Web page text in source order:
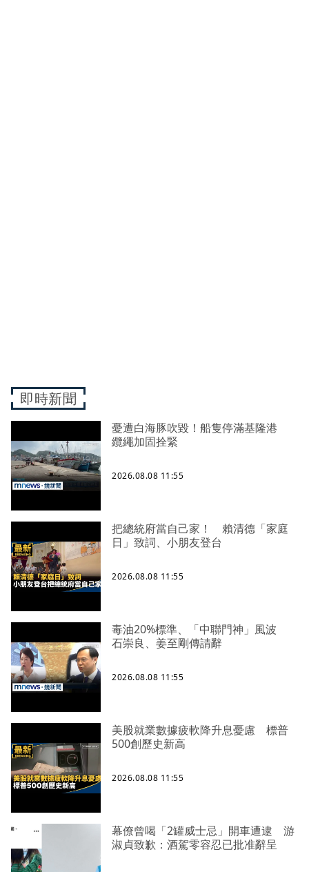
即時新聞
憂遭白海豚吹毀！船隻停滿基隆港
纜繩加固拴緊
2026.08.08 11:55
把總統府當自己家！ 賴清德「家庭
日」致詞、小朋友登台
2026.08.08 11:55
毒油20%標準、「中聯門神」風波
石崇良、姜至剛傳請辭
2026.08.08 11:55
美股就業數據疲軟降升息憂慮 標普
500創歷史新高
2026.08.08 11:55
幕僚曾喝「2罐威士忌」開車遭逮 游
淑貞致歉：酒駕零容忍已批准辭呈